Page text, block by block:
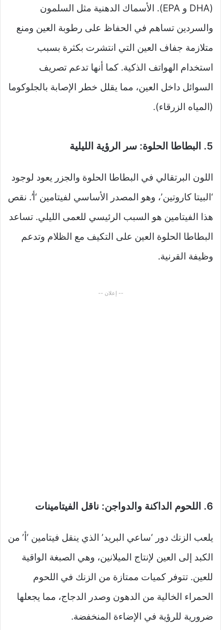
(DHA و EPA). الأسماك الدهنية مثل السلمون
والسردين تساهم في الحفاظ على رطوبة العين ومنع
متلازمة جفاف العين التي انتشرت بكثرة بسبب
استخدام الهواتف الذكية. كما أنها تدعم تصريف
السوائل داخل العين، مما يقلل خطر الإصابة بالجلوكوما
(المياه الزرقاء).
5. البطاطا الحلوة: سر الرؤية الليلية
اللون البرتقالي في البطاطا الحلوة والجزر يعود لوجود
‘البيتا كاروتين’، وهو المصدر الأساسي لفيتامين ‘أ’. نقص
هذا الفيتامين هو السبب الرئيسي للعمى الليلي. تساعد
البطاطا الحلوة العين على التكيف مع الظلام وتدعم
وظيفة القرنية.
-- إعلان --
6. اللحوم الداكنة والدواجن: ناقل الفيتامينات
يلعب الزنك دور ‘ساعي البريد’ الذي ينقل فيتامين ‘أ’ من
الكبد إلى العين لإنتاج الميلانين، وهي الصبغة الواقية
للعين. تتوفر كميات ممتازة من الزنك في اللحوم
الحمراء الخالية من الدهون وصدر الدجاج، مما يجعلها
ضرورية للرؤية في الإضاءة المنخفضة.